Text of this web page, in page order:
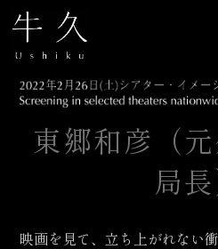
USHIKU
東郷和彦（
局長
映画を見て、立ち上がれない衝